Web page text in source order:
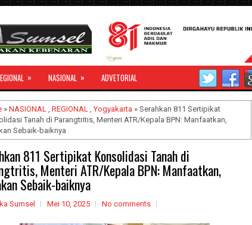
» NASIONAL » ADVETORIAL
» NASIONAL , REGIONAL ,Yogyakarta » Serahkan 811 Sertipikat
Tanah di Parangtritis, Menteri ATR/Kepala BPN: Manfaatkan,
Sebaik-baiknya
811 Sertipikat Konsolidasi Tanah di
Menteri ATR/Kepala BPN: Manfaatkan,
Sebaik-baiknya
Sumsel Mei 10, 2025 No comments